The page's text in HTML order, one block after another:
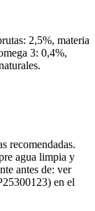
2,5%, materia
3: 0,4%,
recomendadas.
agua limpia y
antes de: ver
en el